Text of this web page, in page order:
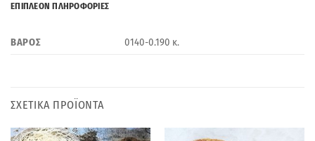
ΕΠΙΠΛΕΟΝ ΠΛΗΡΟΦΟΡΙΕΣ
ΒΑΡΟΣ 0140-0.190 κ.
ΣΧΕΤΙΚΑ ΠΡΟΪΟΝΤΑ